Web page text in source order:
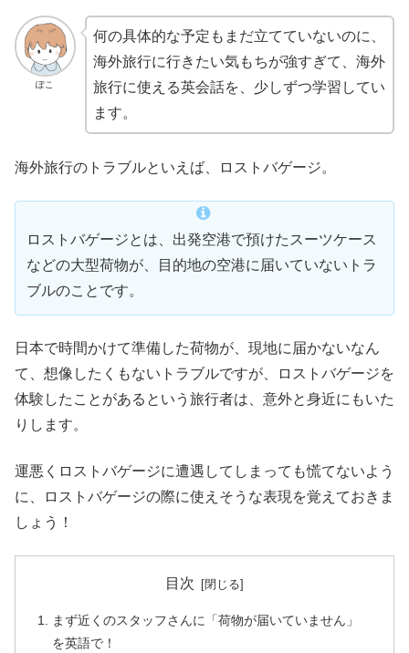
ぽこ
何の具体的な予定もまだ立てていないのに、
海外旅行に行きたい気もちが強すぎて、海外
旅行に使える英会話を、少しずつ学習してい
ます。
海外旅行のトラブルといえば、ロストバゲージ。
ロストバゲージとは、出発空港で預けたスーツケース
などの大型荷物が、目的地の空港に届いていないトラ
ブルのことです。
日本で時間かけて準備した荷物が、現地に届かないなん
て、想像したくもないトラブルですが、ロストバゲージを
体験したことがあるという旅行者は、意外と身近にもいた
りします。
運悪くロストバゲージに遭遇してしまっても慌てないよう
に、ロストバゲージの際に使えそうな表現を覚えておきま
しょう！
目次
まず近くのスタッフさんに「荷物が届いていません」
を英語で！